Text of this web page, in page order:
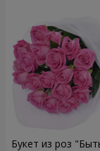
Букет из роз